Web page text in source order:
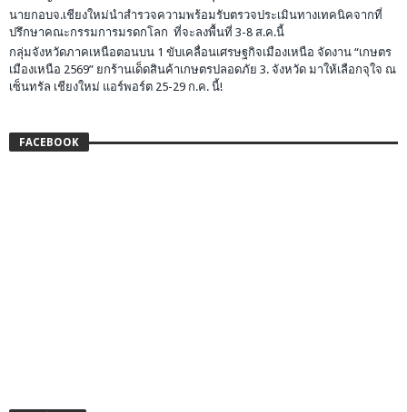
นายกอบจ.เชียงใหม่นำสำรวจความพร้อมรับตรวจประเมินทางเทคนิคจากที่
ปรึกษาคณะกรรมการมรดกโลก ที่จะลงพื้นที่ 3-8 ส.ค.นี้
กลุ่มจังหวัดภาคเหนือตอนบน 1 ขับเคลื่อนเศรษฐกิจเมืองเหนือ จัดงาน “เกษตร
เมืองเหนือ 2569” ยกร้านเด็ดสินค้าเกษตรปลอดภัย 3. จังหวัด มาให้เลือกจุใจ ณ
เซ็นทรัล เชียงใหม่ แอร์พอร์ต 25-29 ก.ค. นี้!
FACEBOOK